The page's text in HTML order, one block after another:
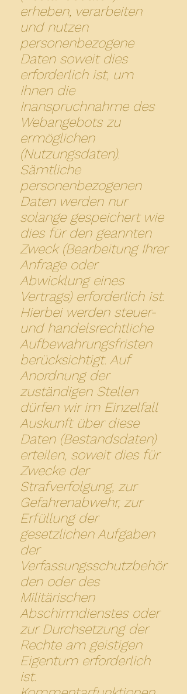
erheben, verarbeiten
und nutzen
personenbezogene
Daten soweit dies
erforderlich ist, um
Ihnen die
Inanspruchnahme des
Webangebots zu
ermöglichen
(Nutzungsdaten).
Sämtliche
personenbezogenen
Daten werden nur
solange gespeichert wie
dies für den geannten
Zweck (Bearbeitung Ihrer
Anfrage oder
Abwicklung eines
Vertrags) erforderlich ist.
Hierbei werden steuer-
und handelsrechtliche
Aufbewahrungsfristen
berücksichtigt. Auf
Anordnung der
zuständigen Stellen
dürfen wir im Einzelfall
Auskunft über diese
Daten (Bestandsdaten)
erteilen, soweit dies für
Zwecke der
Strafverfolgung, zur
Gefahrenabwehr, zur
Erfüllung der
gesetzlichen Aufgaben
der
Verfassungsschutzbehör
den oder des
Militärischen
Abschirmdienstes oder
zur Durchsetzung der
Rechte am geistigen
Eigentum erforderlich
ist.